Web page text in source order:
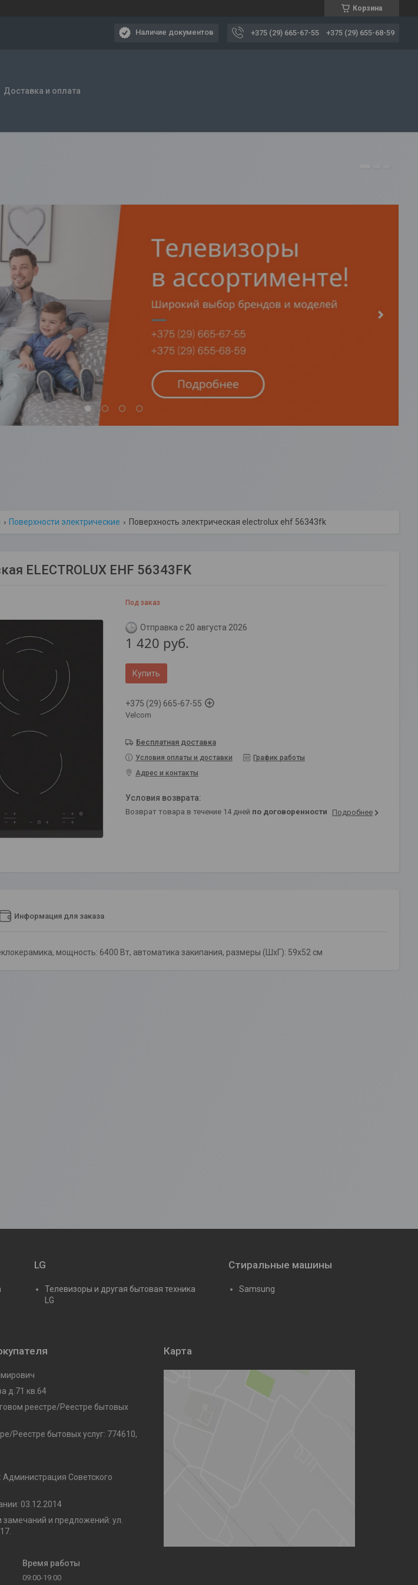
Корзина
Наличие документов +375 (29) 665-67-55 +375 (29) 655-68-59
Доставка и оплата
Поверхности электрические Поверхность электрическая electrolux ehf 56343fk
ELECTROLUX EHF 56343FK
Под заказ
Отправка с 20 августа 2026
1 420 руб.
Купить
+375 (29) 665-67-55
Velcom
Бесплатная доставка
Условия оплаты и доставки
График работы
Адрес и контакты
возврат товара в течение 14 дней по договоренности Подробнее
Информация для заказа
мощность: 6400 Вт, автоматика закипания, размеры (ШхГ): 59x52 см
LG
Телевизоры и другая бытовая техника
LG
Стиральные машины
Samsung
д.71 кв.64
реестре/Реестре бытовых
Реестре бытовых услуг: 774610,
Администрация Советского
03.12.2014
и предложений: ул.
Время работы
09:00-19:00
Карта